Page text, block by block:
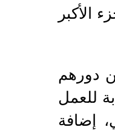
الأكبر
عن دورهم
للعمل
إضافة